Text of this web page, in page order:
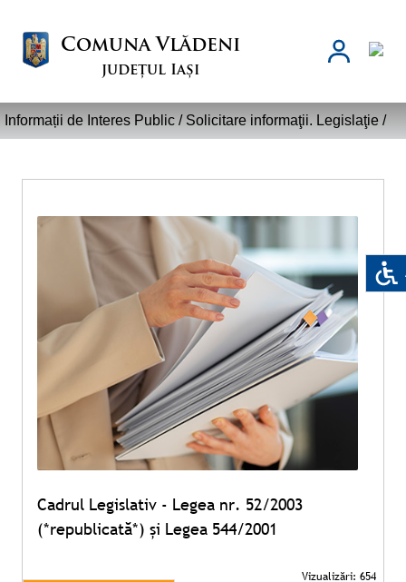
Comuna Vlădeni
județul Iași
Informații de Interes Public / Solicitare informaţii. Legislaţie/
Cadrul Legislativ - Legea nr. 52/2003
(*republicată*) și Legea 544/2001